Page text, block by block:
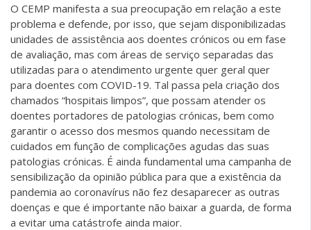
O CEMP manifesta a sua preocupação em relação a este
problema e defende, por isso, que sejam disponibilizadas
unidades de assistência aos doentes crónicos ou em fase
de avaliação, mas com áreas de serviço separadas das
utilizadas para o atendimento urgente quer geral quer
para doentes com COVID-19. Tal passa pela criação dos
chamados “hospitais limpos”, que possam atender os
doentes portadores de patologias crónicas, bem como
garantir o acesso dos mesmos quando necessitam de
cuidados em função de complicações agudas das suas
patologias crónicas. É ainda fundamental uma campanha de
sensibilização da opinião pública para que a existência da
pandemia ao coronavírus não fez desaparecer as outras
doenças e que é importante não baixar a guarda, de forma
a evitar uma catástrofe ainda maior.